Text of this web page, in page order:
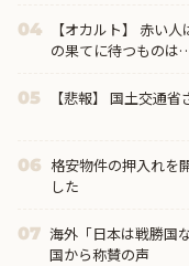
04
【オカルト】 赤い
の果てに待つものは
05 【悲報】 国土交通
06 格安物件の押入れを
した
07 海外「日本は戦勝国
国から称賛の声